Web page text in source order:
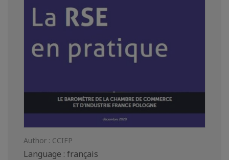
Author : CCIFP
Language : français